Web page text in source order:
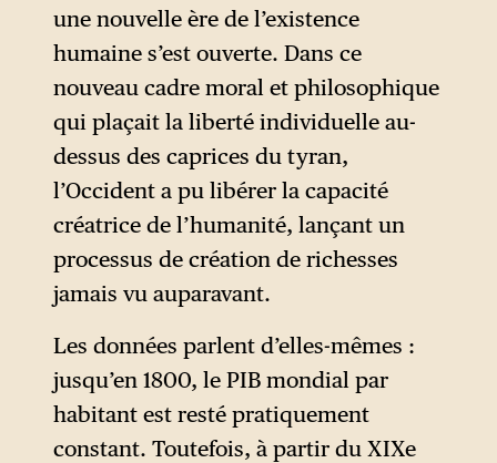
une nouvelle ère de l’existence
humaine s’est ouverte. Dans ce
nouveau cadre moral et philosophique
qui plaçait la liberté individuelle au-
dessus des caprices du tyran,
l’Occident a pu libérer la capacité
créatrice de l’humanité, lançant un
processus de création de richesses
jamais vu auparavant.
Les données parlent d’elles-mêmes :
jusqu’en 1800, le PIB mondial par
habitant est resté pratiquement
constant. Toutefois, à partir du XIXe